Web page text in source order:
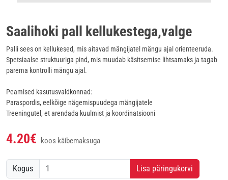
Saalihoki pall kellukestega,valge
Palli sees on kellukesed, mis aitavad mängijatel mängu ajal orienteeruda.
Spetsiaalse struktuuriga pind, mis muudab käsitsemise lihtsamaks ja tagab
parema kontrolli mängu ajal.
Peamised kasutusvaldkonnad:
Paraspordis, eelkõige nägemispuudega mängijatele
Treeningutel, et arendada kuulmist ja koordinatsiooni
4.20€ koos käibemaksuga
Kogus Lisa päringukorvi